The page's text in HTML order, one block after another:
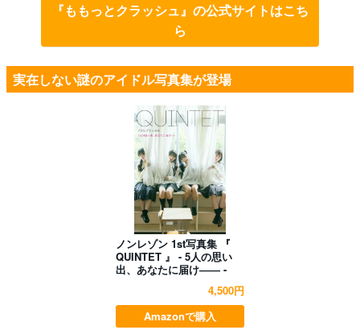
『ももっとクラッシュ』の公式サイトはこち
ら
実在しない謎のアイドル写真集が登場
ノンレゾン 1st写真集 『
QUINTET 』 - 5人の思い
出、あなたに届け―― -
4,500円
Amazonで購入